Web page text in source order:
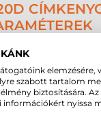
érdekében:
Érték
Zebra
Zebra GK420d
elemzésére,
szabott tartalom
biztosítására.
nyissa